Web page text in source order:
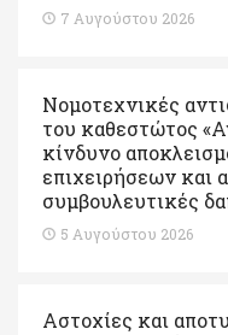
7 Αυγούστου 2026
Νομοτεχνικές
του καθεστώτος
κίνδυνο
επιχειρήσεων και
συμβουλευτικές
5 Αυγούστου 2026
Αστοχίες και